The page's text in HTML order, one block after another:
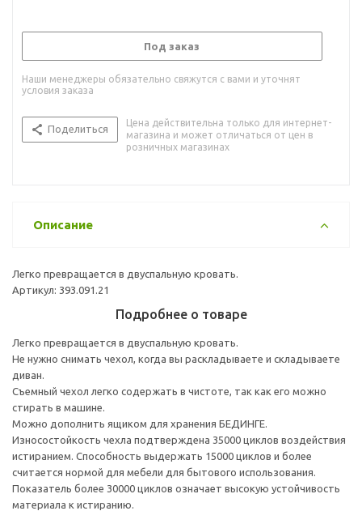
Под заказ
Наши менеджеры обязательно свяжутся с вами и уточнят
условия заказа
Поделиться
Цена действительна только для интернет-
магазина и может отличаться от цен в
розничных магазинах
Описание
Легко превращается в двуспальную кровать.
Артикул: 393.091.21
Подробнее о товаре
Легко превращается в двуспальную кровать.
Не нужно снимать чехол, когда вы раскладываете и складываете
диван.
Съемный чехол легко содержать в чистоте, так как его можно
стирать в машине.
Можно дополнить ящиком для хранения БЕДИНГЕ.
Износостойкость чехла подтверждена 35000 циклов воздействия
истиранием. Способность выдержать 15000 циклов и более
считается нормой для мебели для бытового использования.
Показатель более 30000 циклов означает высокую устойчивость
материала к истиранию.